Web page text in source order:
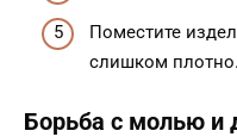
Поместите
слишком плотно.
Борьба с молью и